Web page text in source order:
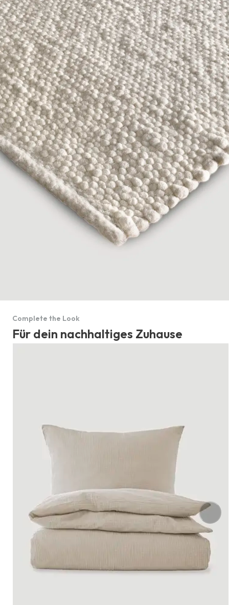
Complete the Look
Für dein nachhaltiges Zuhause